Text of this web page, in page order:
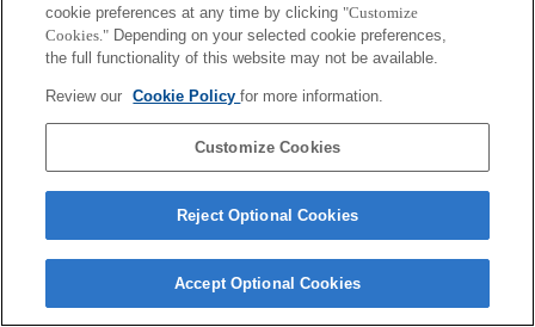
cookie preferences at any time by clicking "Customize
Cookies." Depending on your selected cookie preferences,
the full functionality of this website may not be available.
Review our Cookie Policyfor more information.
Customize Cookies
Reject Optional Cookies
Accept Optional Cookies